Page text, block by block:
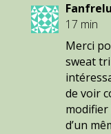
17 min
Merci
sweat
de voir
modifier
d’un